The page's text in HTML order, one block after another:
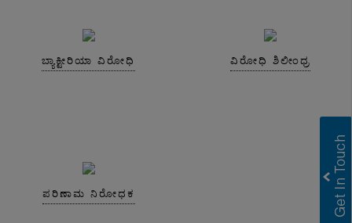
ಬ್ಯಾಕ್ಟೀರಿಯಾ ವಿರೋಧಿ ವಿರೋಧಿ ಶಿಲೀಂಧ್ರ
ಪರಿಣಾಮ ನಿರೋಧಕ